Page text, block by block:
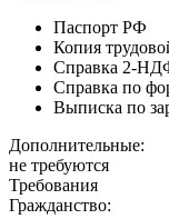
Паспорт РФ
Копия
Справка 2-
Справка по
Выписка по
Дополнительные:
не требуются
Требования
Гражданство: